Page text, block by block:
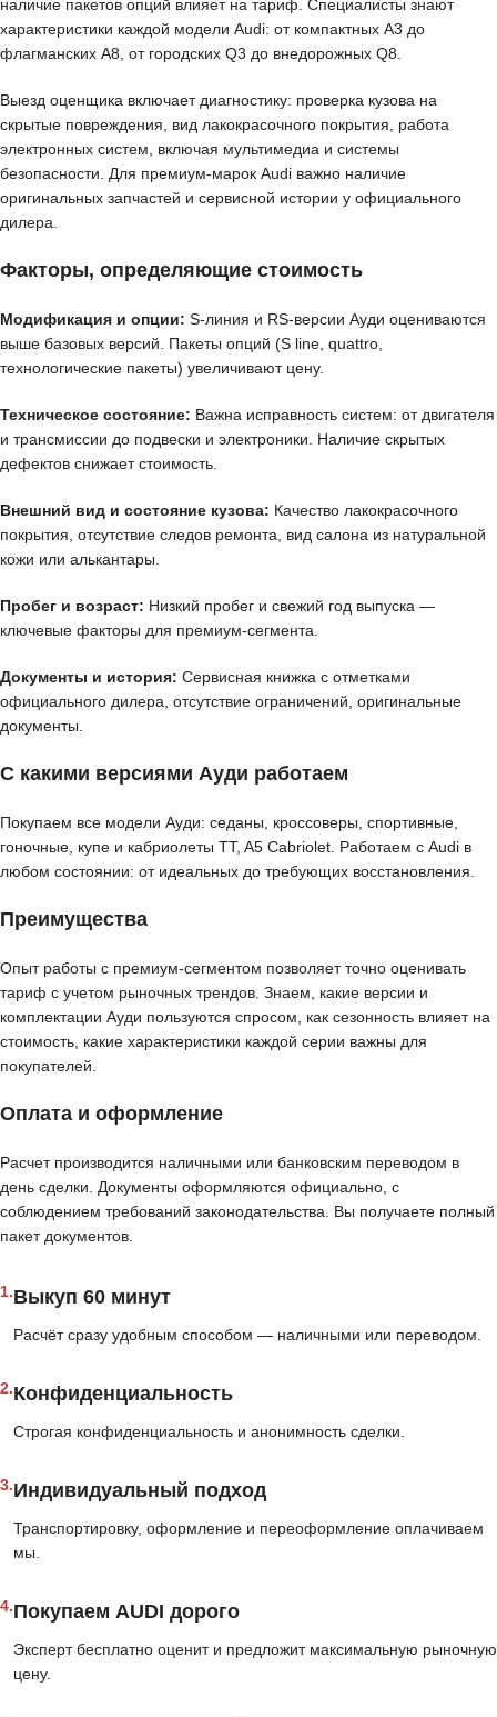
наличие пакетов опций влияет на тариф. Специалисты знают
характеристики каждой модели Audi: от компактных A3 до
флагманских A8, от городских Q3 до внедорожных Q8.
Выезд оценщика включает диагностику: проверка кузова на
скрытые повреждения, вид лакокрасочного покрытия, работа
электронных систем, включая мультимедиа и системы
безопасности. Для премиум-марок Audi важно наличие
оригинальных запчастей и сервисной истории у официального
дилера.
Факторы, определяющие стоимость
Модификация и опции: S-линия и RS-версии Ауди оцениваются
выше базовых версий. Пакеты опций (S line, quattro,
технологические пакеты) увеличивают цену.
Техническое состояние: Важна исправность систем: от двигателя
и трансмиссии до подвески и электроники. Наличие скрытых
дефектов снижает стоимость.
Внешний вид и состояние кузова: Качество лакокрасочного
покрытия, отсутствие следов ремонта, вид салона из натуральной
кожи или алькантары.
Пробег и возраст: Низкий пробег и свежий год выпуска —
ключевые факторы для премиум-сегмента.
Документы и история: Сервисная книжка с отметками
официального дилера, отсутствие ограничений, оригинальные
документы.
С какими версиями Ауди работаем
Покупаем все модели Ауди: седаны, кроссоверы, спортивные,
гоночные, купе и кабриолеты TT, A5 Cabriolet. Работаем с Audi в
любом состоянии: от идеальных до требующих восстановления.
Преимущества
Опыт работы с премиум-сегментом позволяет точно оценивать
тариф с учетом рыночных трендов. Знаем, какие версии и
комплектации Ауди пользуются спросом, как сезонность влияет на
стоимость, какие характеристики каждой серии важны для
покупателей.
Оплата и оформление
Расчет производится наличными или банковским переводом в
день сделки. Документы оформляются официально, с
соблюдением требований законодательства. Вы получаете полный
пакет документов.
1.Выкуп 60 минут
Расчёт сразу удобным способом — наличными или переводом.
2.Конфиденциальность
Строгая конфиденциальность и анонимность сделки.
3.Индивидуальный подход
Транспортировку, оформление и переоформление оплачиваем
мы.
4.Покупаем AUDI дорого
Эксперт бесплатно оценит и предложит максимальную рыночную
цену.